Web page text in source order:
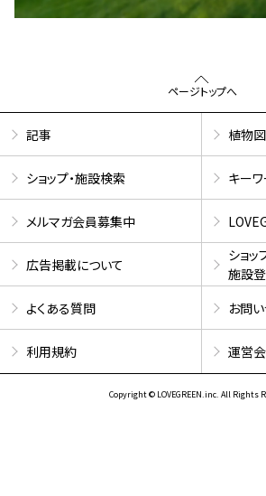
ページトップへ
記事 植物
ショップ・施設検索 キー
メルマガ会員募集中
広告掲載について
ショッ
施設
よくある質問
お問
利用規約 運営
Copyright © LOVEGREEN.inc. All Rights